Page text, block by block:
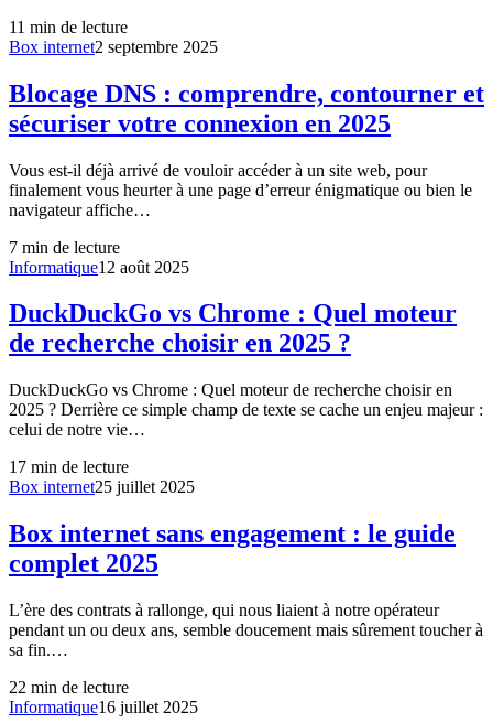
11 min de lecture
Box internet2 septembre 2025
Blocage DNS : comprendre, contourner et
sécuriser votre connexion en 2025
Vous est-il déjà arrivé de vouloir accéder à un site web, pour
finalement vous heurter à une page d’erreur énigmatique ou bien le
navigateur affiche…
7 min de lecture
Informatique12 août 2025
DuckDuckGo vs Chrome : Quel moteur
de recherche choisir en 2025 ?
DuckDuckGo vs Chrome : Quel moteur de recherche choisir en
2025 ? Derrière ce simple champ de texte se cache un enjeu majeur :
celui de notre vie…
17 min de lecture
Box internet25 juillet 2025
Box internet sans engagement : le guide
complet 2025
L’ère des contrats à rallonge, qui nous liaient à notre opérateur
pendant un ou deux ans, semble doucement mais sûrement toucher à
sa fin.…
22 min de lecture
Informatique16 juillet 2025